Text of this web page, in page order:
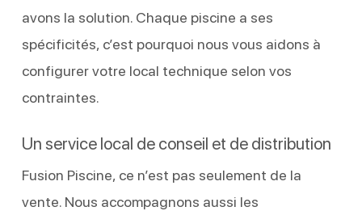
avons la solution. Chaque piscine a ses
spécificités, c’est pourquoi nous vous aidons à
configurer votre local technique selon vos
contraintes.
Un service local de conseil et de distribution
Fusion Piscine, ce n’est pas seulement de la
vente. Nous accompagnons aussi les